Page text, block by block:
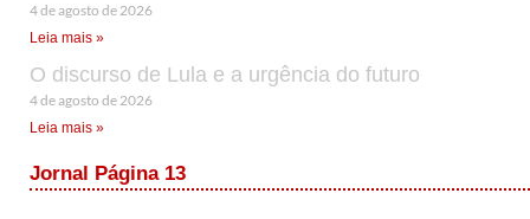
4 de agosto de 2026
Leia mais »
O discurso de Lula e a urgência do futuro
4 de agosto de 2026
Leia mais »
Jornal Página 13